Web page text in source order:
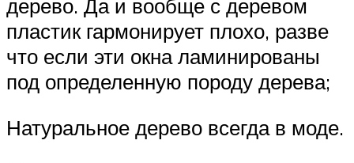
дерево. Да и вообще с деревом
пластик гармонирует плохо, разве
что если эти окна ламинированы
под определенную породу дерева;
Натуральное дерево всегда в моде.